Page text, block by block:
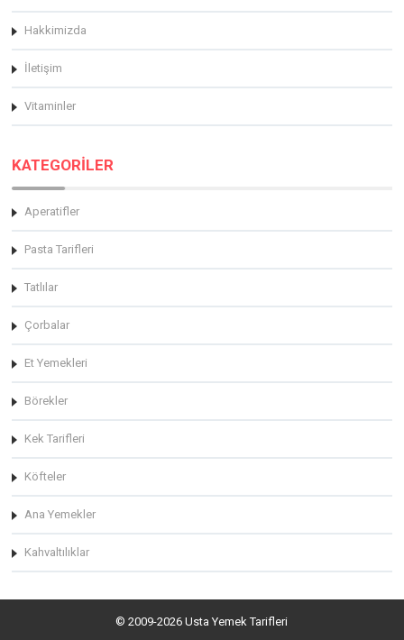
Hakkimizda
İletişim
Vitaminler
KATEGORİLER
Aperatifler
Pasta Tarifleri
Tatlılar
Çorbalar
Et Yemekleri
Börekler
Kek Tarifleri
Köfteler
Ana Yemekler
Kahvaltılıklar
© 2009-2026 Usta Yemek Tarifleri